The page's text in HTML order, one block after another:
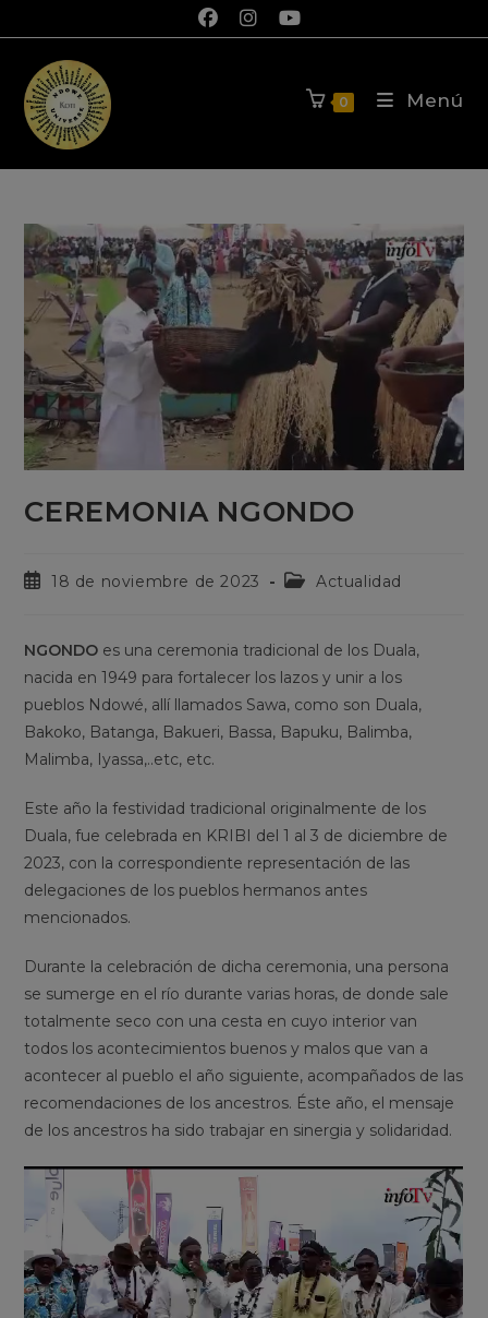
0 Menú
CEREMONIA NGONDO
18 de noviembre de 2023 Actualidad
NGONDO es una ceremonia tradicional de los Duala,
nacida en 1949 para fortalecer los lazos y unir a los
pueblos Ndowé, allí llamados Sawa, como son Duala,
Bakoko, Batanga, Bakueri, Bassa, Bapuku, Balimba,
Malimba, Iyassa,..etc, etc.
Este año la festividad tradicional originalmente de los
Duala, fue celebrada en KRIBI del 1 al 3 de diciembre de
2023, con la correspondiente representación de las
delegaciones de los pueblos hermanos antes
mencionados.
Durante la celebración de dicha ceremonia, una persona
se sumerge en el río durante varias horas, de donde sale
totalmente seco con una cesta en cuyo interior van
todos los acontecimientos buenos y malos que van a
acontecer al pueblo el año siguiente, acompañados de las
recomendaciones de los ancestros. Éste año, el mensaje
de los ancestros ha sido trabajar en sinergia y solidaridad.